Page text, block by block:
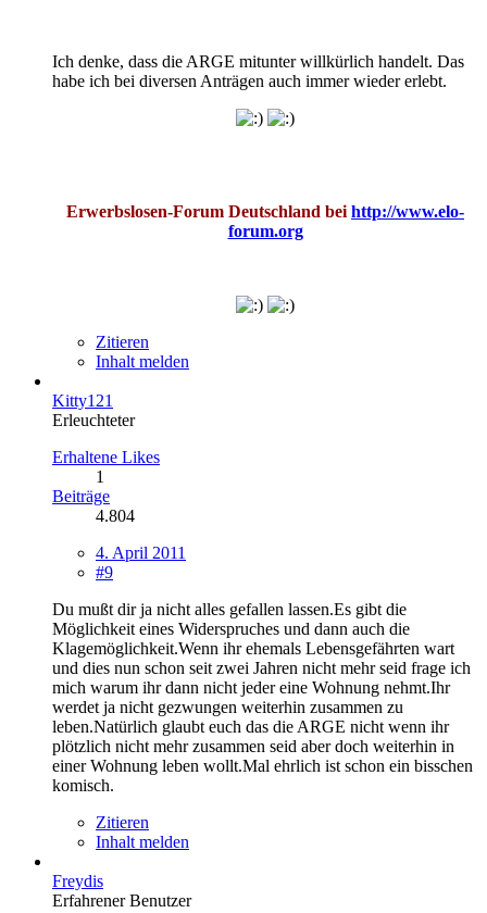
Ich denke, dass die ARGE mitunter willkürlich handelt. Das
habe ich bei diversen Anträgen auch immer wieder erlebt.
Erwerbslosen-Forum Deutschland bei http://www.elo-
forum.org
Zitieren
Inhalt melden
Kitty121
Erleuchteter
Erhaltene Likes
1
Beiträge
4.804
4. April 2011
#9
Du mußt dir ja nicht alles gefallen lassen.Es gibt die
Möglichkeit eines Widerspruches und dann auch die
Klagemöglichkeit.Wenn ihr ehemals Lebensgefährten wart
und dies nun schon seit zwei Jahren nicht mehr seid frage ich
mich warum ihr dann nicht jeder eine Wohnung nehmt.Ihr
werdet ja nicht gezwungen weiterhin zusammen zu
leben.Natürlich glaubt euch das die ARGE nicht wenn ihr
plötzlich nicht mehr zusammen seid aber doch weiterhin in
einer Wohnung leben wollt.Mal ehrlich ist schon ein bisschen
komisch.
Zitieren
Inhalt melden
Freydis
Erfahrener Benutzer